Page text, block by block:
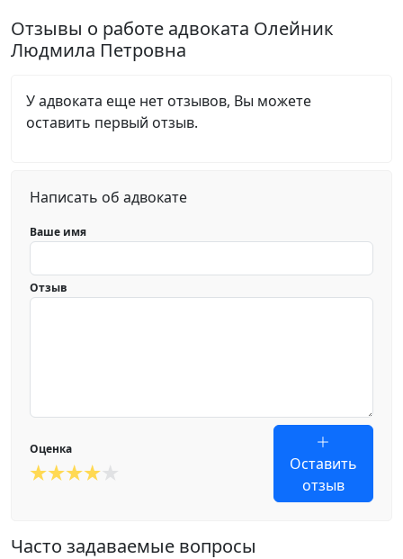
Отзывы о работе адвоката Олейник
Людмила Петровна
У адвоката еще нет отзывов, Вы можете
оставить первый отзыв.
Написать об адвокате
Ваше имя
Отзыв
Оценка
Оставить
отзыв
Часто задаваемые вопросы